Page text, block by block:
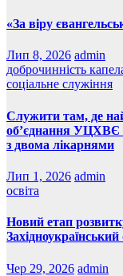
«За віру
Лип 8, 2026 admin
доброчинність
соціальне служіння
Служити там, де
об’єднання УЦХВЄ
з двома лікарнями
Лип 1, 2026 admin
освіта
Новий етап
Чер 29, 2026 admin